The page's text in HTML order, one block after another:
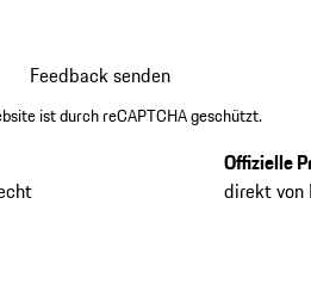
Feedback senden
ist durch reCAPTCHA geschützt.
Offizielle
direkt von